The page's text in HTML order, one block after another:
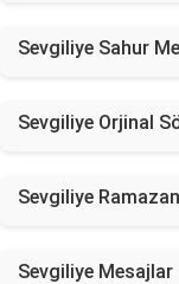
Sevgiliye Sahur
Sevgiliye Orjinal
Sevgiliye
Sevgiliye Mesajlar